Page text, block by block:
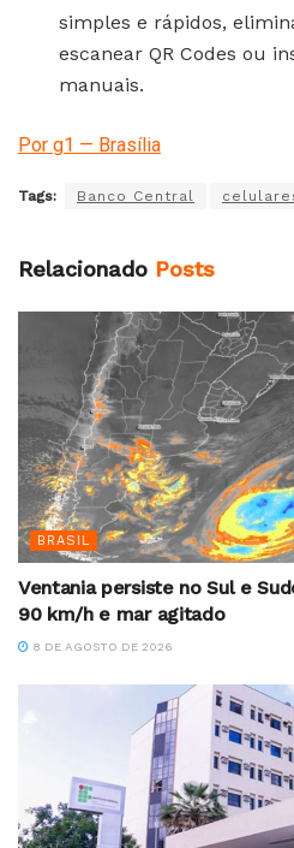
simples e rápidos,
escanear QR Codes ou
manuais.
Por g1 — Brasília
Tags: Banco Central
Relacionado Posts
BRASIL
Ventania persiste no Sul e
90 km/h e mar agitado
8 DE AGOSTO DE 2026